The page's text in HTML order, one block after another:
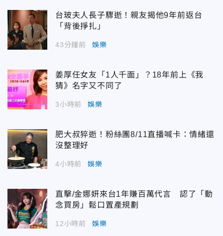
台玻夫人長子驟逝！親友揭他9年前返台
「背後掙扎」
43分鐘前 娛樂
姜厚任女友「1人千面」？18年前上《我
猜》名字又不同了
3小時前 娛樂
肥大叔猝逝！粉絲團8/11直播喊卡：情緒還
沒整理好
4小時前 娛樂
直擊/金娜妍來台1年賺百萬代言 認了「動
念買房」鬆口置產規劃
12小時前 娛樂